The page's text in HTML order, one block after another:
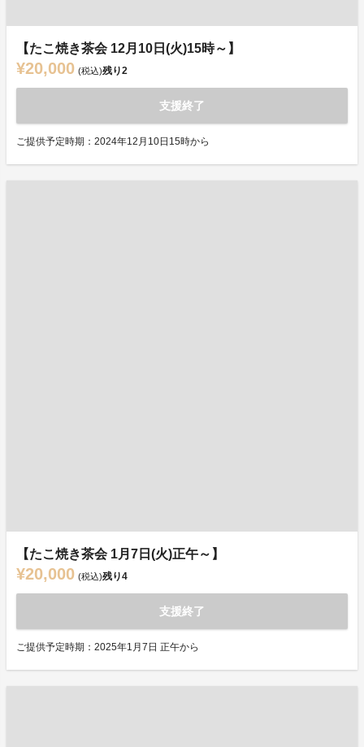
【たこ焼き茶会 12月10日(火)15時～】
¥20,000 (税込)残り2
支援終了
ご提供予定時期：2024年12月10日15時から
【たこ焼き茶会 1月7日(火)正午～】
¥20,000 (税込)残り4
支援終了
ご提供予定時期：2025年1月7日 正午から